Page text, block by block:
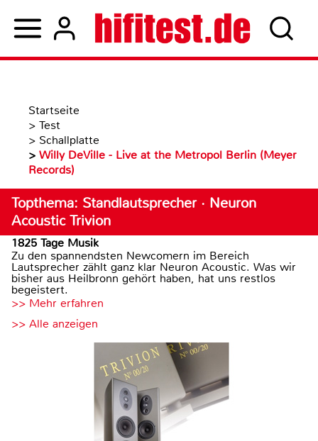
Startseite
> Test
> Schallplatte
> Willy DeVille - Live at the Metropol Berlin (Meyer
Records)
Topthema: Standlautsprecher · Neuron
Acoustic Trivion
1825 Tage Musik
Zu den spannendsten Newcomern im Bereich
Lautsprecher zählt ganz klar Neuron Acoustic. Was wir
bisher aus Heilbronn gehört haben, hat uns restlos
begeistert.
>> Mehr erfahren
>> Alle anzeigen